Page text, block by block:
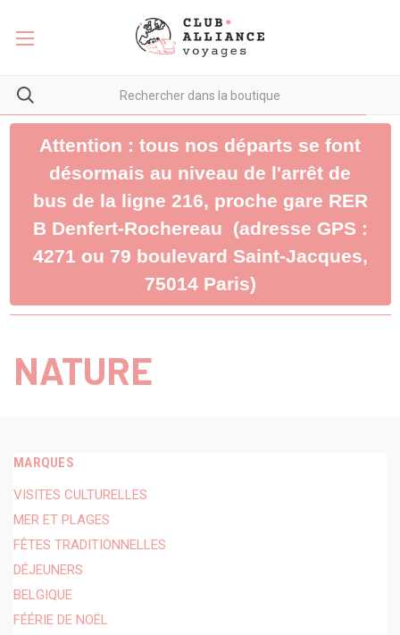
Attention : tous nos départs se font
désormais au niveau de l'arrêt de
bus de la ligne 216, proche gare RER
B Denfert-Rochereau (adresse GPS :
4271 ou 79 boulevard Saint-Jacques,
75014 Paris)
NATURE
MARQUES
VISITES CULTURELLES
MER ET PLAGES
FÊTES TRADITIONNELLES
DÉJEUNERS
BELGIQUE
FÉÉRIE DE NOËL